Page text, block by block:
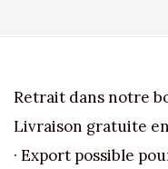
Retrait dans notre
Livraison gratuite
· Export possible